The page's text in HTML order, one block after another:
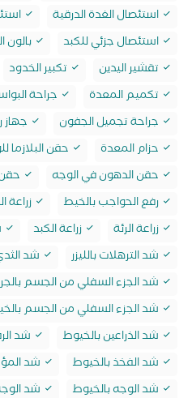
استئصال الغدة الدرقية
استئصال جزئي للكبد
بالون
تقشير اليدين
تكبير الخدود
تكميم المعدة
جراحة
جراحة تجميل الجفون
جهاز
حزام المعدة
حقن البلازما
حقن الدهون في الوجه
حقن
رفع الحواجب بالخيط
زراعة
زراعة الرئة
زراعة الكبد
شد الترهلات بالليزر
شد
شد الجزء السفلي من الجسم
شد الجزء السفلي من الجسم
شد الذراعين بالخيوط
شد
شد الفخذ بالخيوط
شد
شد الوجه بالخيوط
شد